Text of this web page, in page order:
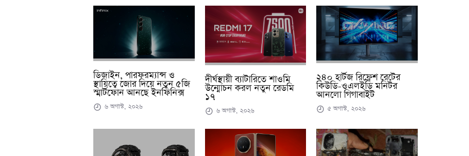
ডিজাইন, পারফরম্যান্স ও
স্থায়িত্বে জোর দিয়ে নতুন ৫জি
স্মার্টফোন আনছে ইনফিনিক্স
৬ অগাস্ট, ২০২৬
দীর্ঘস্থায়ী ব্যাটারিতে শাওমি
উন্মোচন করল নতুন রেডমি
১৭
৬ অগাস্ট, ২০২৬
২৪০ হার্টজ রিফ্রেশ রেটের
কিউডি-ওএলইডি মনিটর
আনলো গিগাবাইট
৫ অগাস্ট, ২০২৬